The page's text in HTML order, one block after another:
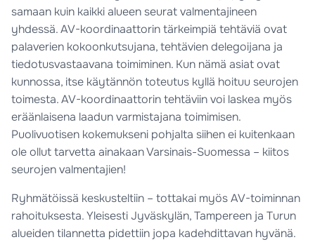
samaan kuin kaikki alueen seurat valmentajineen
yhdessä. AV-koordinaattorin tärkeimpiä tehtäviä ovat
palaverien kokoonkutsujana, tehtävien delegoijana ja
tiedotusvastaavana toimiminen. Kun nämä asiat ovat
kunnossa, itse käytännön toteutus kyllä hoituu seurojen
toimesta. AV-koordinaattorin tehtäviin voi laskea myös
eräänlaisena laadun varmistajana toimimisen.
Puolivuotisen kokemukseni pohjalta siihen ei kuitenkaan
ole ollut tarvetta ainakaan Varsinais-Suomessa – kiitos
seurojen valmentajien!
Ryhmätöissä keskusteltiin – tottakai myös AV-toiminnan
rahoituksesta. Yleisesti Jyväskylän, Tampereen ja Turun
alueiden tilannetta pidettiin jopa kadehdittavan hyvänä.